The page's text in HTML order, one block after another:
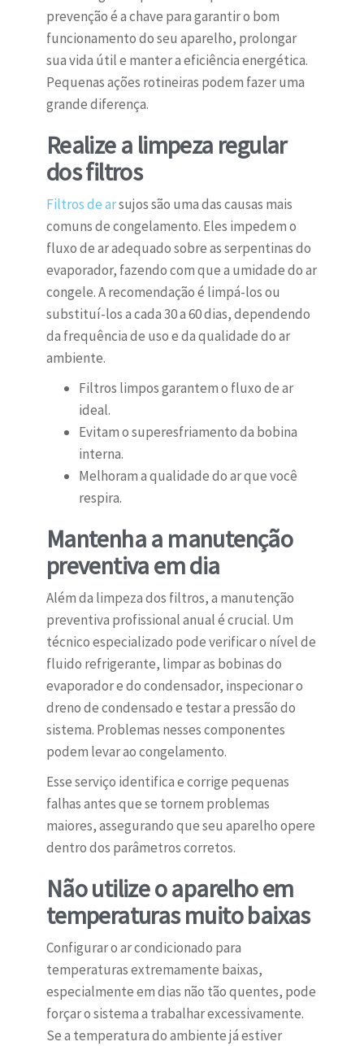
prevenção é a chave para garantir o bom
funcionamento do seu aparelho, prolongar
sua vida útil e manter a eficiência energética.
Pequenas ações rotineiras podem fazer uma
grande diferença.
Realize a limpeza regular
dos filtros
Filtros de arsujos são uma das causas mais
comuns de congelamento. Eles impedem o
fluxo de ar adequado sobre as serpentinas do
evaporador, fazendo com que a umidade do ar
congele. A recomendação é limpá-los ou
substituí-los a cada 30 a 60 dias, dependendo
da frequência de uso e da qualidade do ar
ambiente.
Filtros limpos garantem o fluxo de ar
ideal.
Evitam o superesfriamento da bobina
interna.
Melhoram a qualidade do ar que você
respira.
Mantenha a manutenção
preventiva em dia
Além da limpeza dos filtros, a manutenção
preventiva profissional anual é crucial. Um
técnico especializado pode verificar o nível de
fluido refrigerante, limpar as bobinas do
evaporador e do condensador, inspecionar o
dreno de condensado e testar a pressão do
sistema. Problemas nesses componentes
podem levar ao congelamento.
Esse serviço identifica e corrige pequenas
falhas antes que se tornem problemas
maiores, assegurando que seu aparelho opere
dentro dos parâmetros corretos.
Não utilize o aparelho em
temperaturas muito baixas
Configurar o ar condicionado para
temperaturas extremamente baixas,
especialmente em dias não tão quentes, pode
forçar o sistema a trabalhar excessivamente.
Se a temperatura do ambiente já estiver